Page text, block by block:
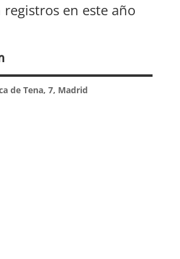
registros en este año
de Tena, 7, Madrid